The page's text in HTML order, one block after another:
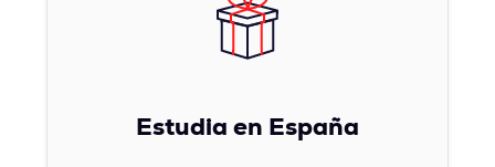
Estudia en España